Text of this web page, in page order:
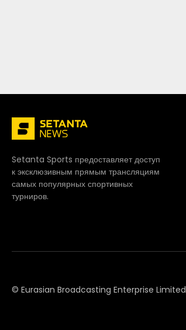
Setanta Sports предоставляет доступ
к эксклюзивным прямым трансляциям
самых популярных спортивных
турниров.
© Eurasian Broadcasting Enterprise